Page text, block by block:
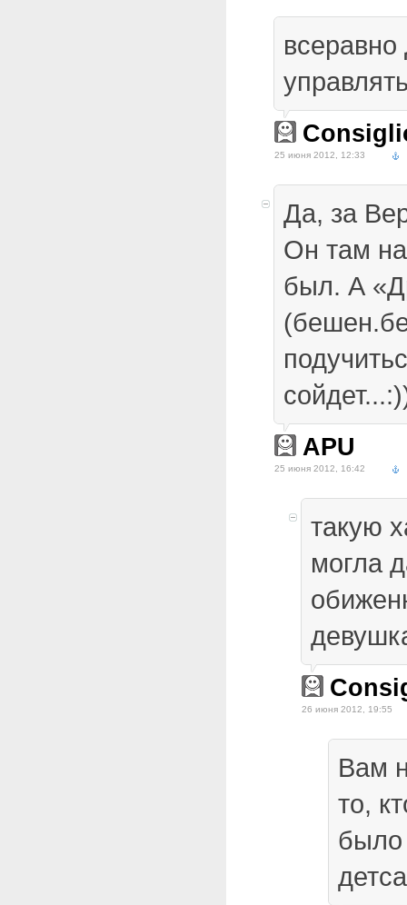
25 июня 2012, 12:33
Да, за
Он там
был. А
APU
25 июня 2012, 16:42
такую
могла
26 июня 2012, 19:55
Вам
то,
было